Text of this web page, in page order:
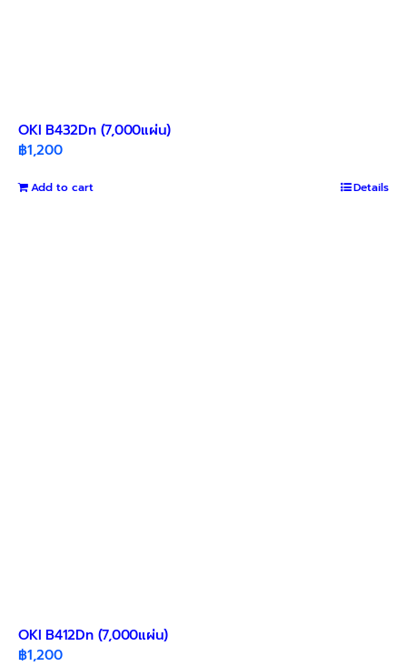
OKI B432Dn (7,000แผ่น)
฿1,200
Add to cart Details
OKI B412Dn (7,000แผ่น)
฿1,200